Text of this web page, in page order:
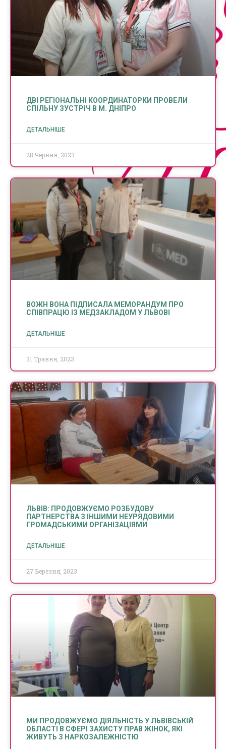
ДВІ РЕГІОНАЛЬНІ КООРДИНАТОРКИ ПРОВЕЛИ
СПІЛЬНУ ЗУСТРІЧ В М. ДНІПРО
ДЕТАЛЬНІШЕ
28 Червня, 2023
ВОЖН ВОНА ПІДПИСАЛА МЕМОРАНДУМ ПРО
СПІВПРАЦЮ ІЗ МЕДЗАКЛАДОМ У ЛЬВОВІ
ДЕТАЛЬНІШЕ
31 Травня, 2023
ЛЬВІВ: ПРОДОВЖУЄМО РОЗБУДОВУ
ПАРТНЕРСТВА З ІНШИМИ НЕУРЯДОВИМИ
ГРОМАДСЬКИМИ ОРГАНІЗАЦІЯМИ
ДЕТАЛЬНІШЕ
27 Березня, 2023
МИ ПРОДОВЖУЄМО ДІЯЛЬНІСТЬ У ЛЬВІВСЬКІЙ
ОБЛАСТІ В СФЕРІ ЗАХИСТУ ПРАВ ЖІНОК, ЯКІ
ЖИВУТЬ З НАРКОЗАЛЕЖНІСТЮ